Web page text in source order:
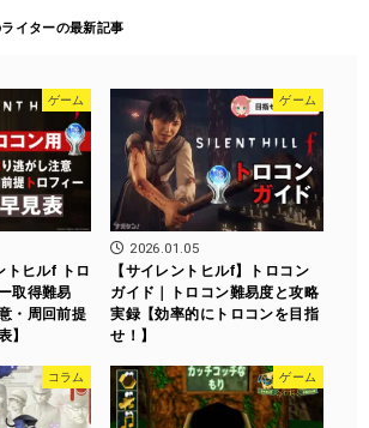
ゲーム
トヒルf トロ
取得難易
・周回前提
】
ゲーム
2026.01.05
【サイレントヒルf】トロコン
ガイド｜トロコン難易度と攻略
実録【効率的にトロコンを目指
せ！】
コラム ゲーム